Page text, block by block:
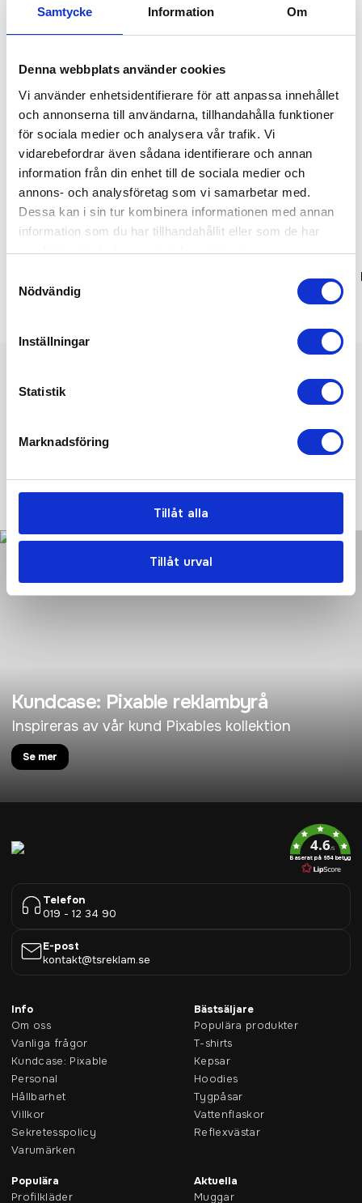
Samtycke Information Om
Denna webbplats använder cookies
Vi använder enhetsidentifierare för att anpassa innehållet
och annonserna till användarna, tillhandahålla funktioner
för sociala medier och analysera vår trafik. Vi
vidarebefordrar även sådana identifierare och annan
information från din enhet till de sociala medier och
annons- och analysföretag som vi samarbetar med.
Dessa kan i sin tur kombinera informationen med annan
information som du har tillhandahållit eller som de har
samlat in när du har använt deras tjänster.
Nödvändig
Inställningar
Statistik
Marknadsföring
Tillåt alla
Tillåt urval
Relaterade produkter
Recommended
Eco
crew neck sweatshirt
Bra pris
Heavy Blend Adult Crewneck
Vi hjälper er!
resan, från första frågan tills ni har era nya produkter i handen.
KONTAKTA OSS IDAG!
Kundcase: Pixable reklambyrå
Inspireras av vår kund Pixables kollektion
Se mer
4.6/5
Baserat på 954 betyg
Telefon
019 - 12 34 90
E-post
kontakt@tsreklam.se
Info
Om oss
Vanliga frågor
Kundcase: Pixable
Personal
Hållbarhet
Villkor
Sekretesspolicy
Varumärken
Bästsäljare
Populära produkter
T-shirts
Kepsar
Hoodies
Tygpåsar
Vattenflaskor
Reflexvästar
Populära
Profilkläder
Aktuella
Muggar